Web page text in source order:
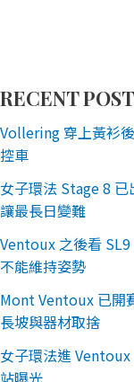
RECENT
Vollering 穿上黃衫
控車
女子環法 Stage 8
讓最長日變難
Ventoux 之後看
不能維持姿勢
Mont Ventoux 已開
長坡與器材取捨
女子環法進
站曝光